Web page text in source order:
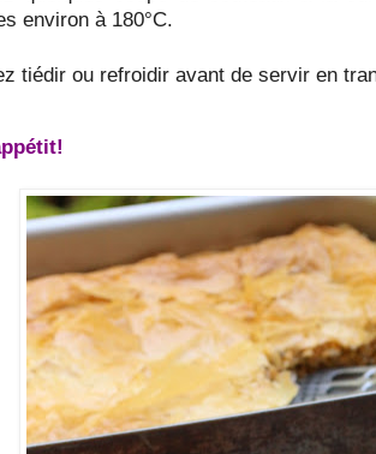
environ à 180°C.
tiédir ou refroidir avant de servir en